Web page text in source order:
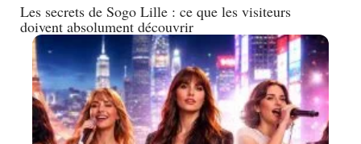
Les secrets de Sogo Lille : ce que les visiteurs
doivent absolument découvrir